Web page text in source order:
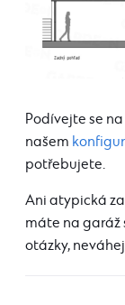
Podívejte se
našem
potřebujete.
Ani atypická
máte na garáž
otázky,